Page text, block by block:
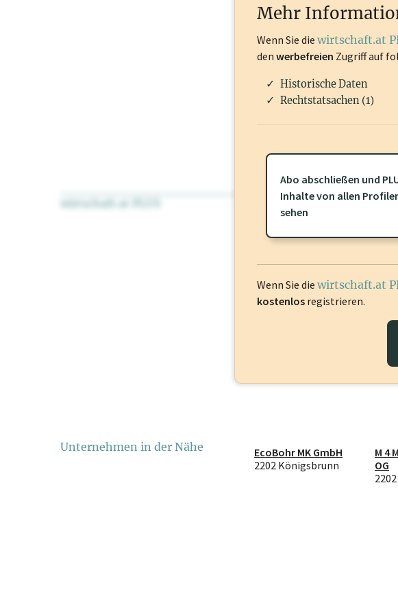
wirtschaft.at PLUS Für dieses Profil gibt es
frei oder loggen Sie sich ein um
Mehr
Wenn Sie die wirtschaft.at
den werbefreien Zugriff auf
Historische Daten
Rechtstatsachen (1)
Abo abschließen und
Inhalte von allen
sehen
Wenn Sie die wirtschaft.at
kostenlos registrieren.
Unternehmen in der Nähe
EcoBohr MK GmbH
2202 Königsbrunn
M 4
OG